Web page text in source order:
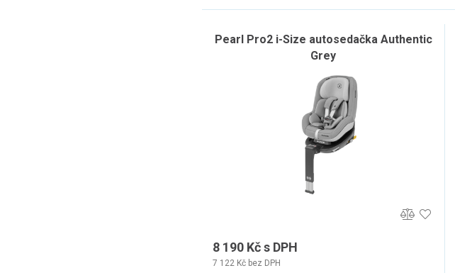
Pearl Pro2 i-Size autosedačka Authentic
Grey
8 190 Kč s DPH
7 122 Kč bez DPH